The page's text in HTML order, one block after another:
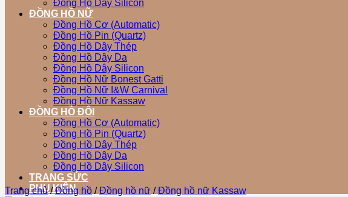
Đồng Hồ Dây Silicon
ĐỒNG HỒ NỮ
Đồng Hồ Cơ (Automatic)
Đồng Hồ Pin (Quartz)
Đồng Hồ Dây Thép
Đồng Hồ Dây Da
Đồng Hồ Dây Silicon
Đồng Hồ Nữ Bonest Gatti
Đồng Hồ Nữ I&W Carnival
Đồng Hồ Nữ Kassaw
ĐỒNG HỒ ĐÔI
Đồng Hồ Cơ (Automatic)
Đồng Hồ Pin (Quartz)
Đồng Hồ Dây Thép
Đồng Hồ Dây Da
Đồng Hồ Dây Silicon
TRANG SỨC
PHỤ KIỆN
Trang chủ / Đồng hồ / Đồng hồ nữ / Đồng hồ nữ Kassaw